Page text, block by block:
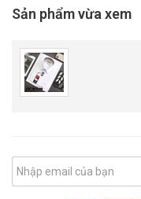
Sản phẩm vừa xem